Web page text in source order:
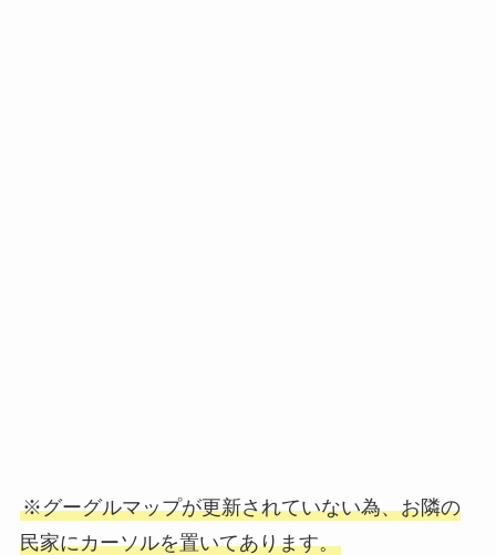
※グーグルマップが更新されていない為、お隣の
民家にカーソルを置いてあります。